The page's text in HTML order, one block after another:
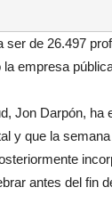
de 26.497
empresa
Jon Darpón,
y que la
antes del fin